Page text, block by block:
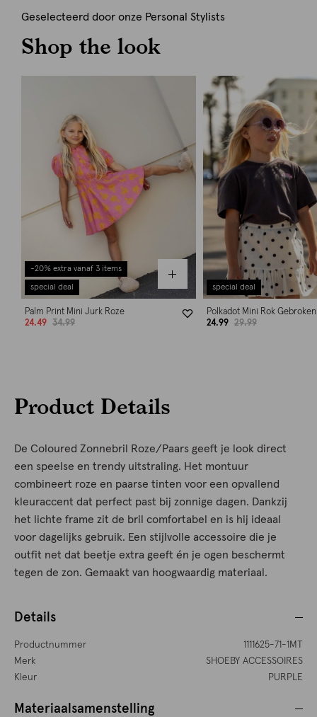
Geselecteerd door onze Personal Stylists
Shop the look
-20% extra vanaf 3 items
special deal
Palm Print Mini Jurk Roze
24.49
34.99
special deal
Polkadot Mini Rok
24.99
29.99
Product Details
De Coloured Zonnebril Roze/Paars geeft je look direct
een speelse en trendy uitstraling. Het montuur
combineert roze en paarse tinten voor een opvallend
kleuraccent dat perfect past bij zonnige dagen. Dankzij
het lichte frame zit de bril comfortabel en is hij ideaal
voor dagelijks gebruik. Een stijlvolle accessoire die je
outfit net dat beetje extra geeft én je ogen beschermt
tegen de zon. Gemaakt van hoogwaardig materiaal.
Details
Productnummer
1111625-71-1MT
Merk
SHOEBY ACCESSOIRES
Kleur
PURPLE
Materiaalsamenstelling